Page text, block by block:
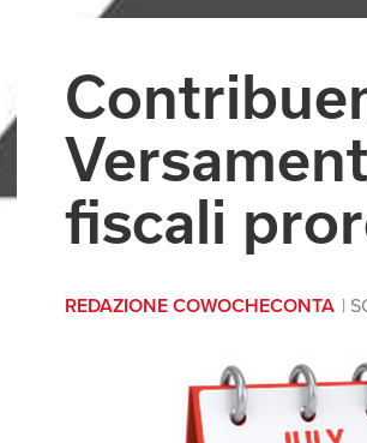
fiscali
REDAZIONE COWOCHECONTA